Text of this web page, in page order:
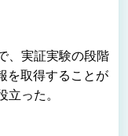
、実証実験の段階
を取得することが
立った。